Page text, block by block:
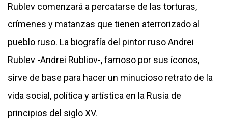
Rublev comenzará a percatarse de las torturas,
crímenes y matanzas que tienen aterrorizado al
pueblo ruso. La biografía del pintor ruso Andrei
Rublev -Andrei Rubliov-, famoso por sus íconos,
sirve de base para hacer un minucioso retrato de la
vida social, política y artística en la Rusia de
principios del siglo XV.